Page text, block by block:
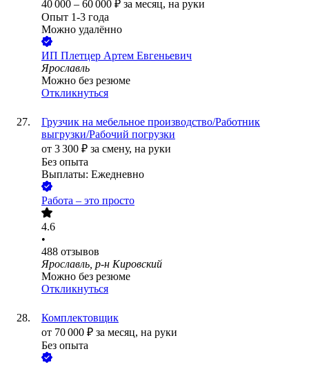
40 000 – 60 000 ₽ за месяц, на руки
Опыт 1-3 года
Можно удалённо
ИП Плетцер Артем Евгеньевич
Ярославль
Можно без резюме
Откликнуться
Грузчик на мебельное производство/Работник
выгрузки/Рабочий погрузки
от 3 300 ₽ за смену, на руки
Без опыта
Выплаты: Ежедневно
Работа – это просто
4.6
•
488 отзывов
Ярославль, р-н Кировский
Можно без резюме
Откликнуться
Комплектовщик
от 70 000 ₽ за месяц, на руки
Без опыта